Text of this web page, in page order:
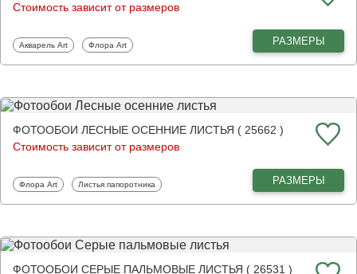
Стоимость зависит от размеров
Фотообои
Акварель Art Фотообои
Флора Art РАЗМЕРЫ
ФОТООБОИ ЛЕСНЫЕ ОСЕННИЕ ЛИСТЬЯ ( 25662 )
Стоимость зависит от размеров
Фотообои
Флора Art Фотообои
Листья папоротника РАЗМЕРЫ
ФОТООБОИ СЕРЫЕ ПАЛЬМОВЫЕ ЛИСТЬЯ ( 26531 )